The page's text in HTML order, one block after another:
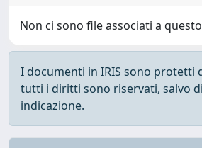
Non ci sono file associati a
I documenti in IRIS sono protetti
tutti i diritti sono riservati, salvo
indicazione.